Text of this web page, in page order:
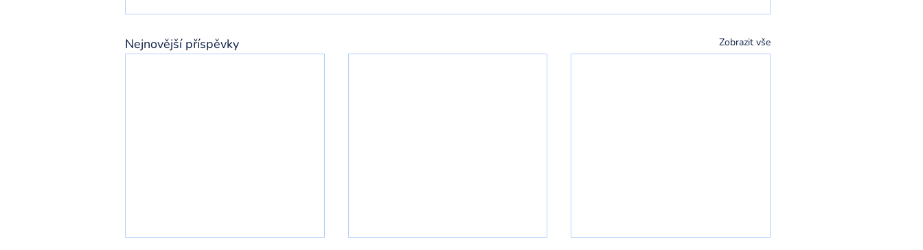
Nejnovější příspěvky Zobrazit vše